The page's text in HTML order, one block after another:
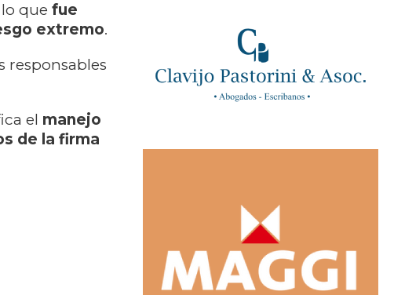
que fue
extremo.
responsables
el manejo
de la firma